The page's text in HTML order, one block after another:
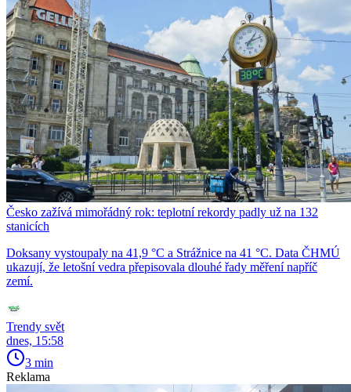
Česko zažívá mimořádný rok: teplotní rekordy padly už na 132
stanicích
Doksany vystoupaly na 41,9 °C a Strážnice na 41 °C. Data ČHMÚ
ukazují, že letošní vedra přepisovala dlouhé řady měření napříč
zemí.
Trendy svět
dnes, 15:58
3 min
Reklama